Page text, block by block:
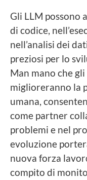
Gli LLM possono
di codice,
nell’analisi dei
preziosi per lo
Man mano che
miglioreranno la
umana,
come partner
problemi e nel
evoluzione
nuova forza
compito di